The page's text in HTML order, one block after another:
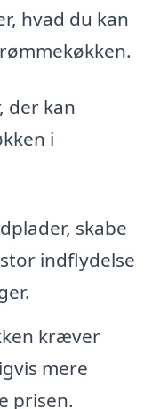
hvad du kan
der kan
i
skabe
indflydelse
kræver
mere
prisen.